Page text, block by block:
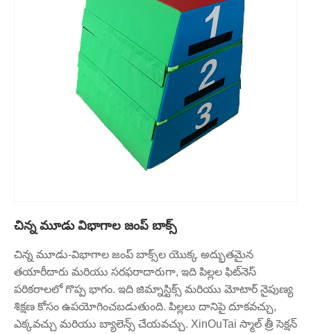
చిన్న మూడు విభాగాల జంప్ బాక్స్
చిన్న మూడు-విభాగాల జంప్ బాక్స్‌ల యొక్క అద్భుతమైన
తయారీదారు మరియు సరఫరాదారుగా, ఇది పిల్లల ఫిట్‌నెస్
పరికరాలలో గొప్ప భాగం. ఇది జిమ్నాస్టిక్స్ మరియు మోటార్ నైపుణ్య
శిక్షణ కోసం ఉపయోగించబడుతుంది. పిల్లలు దానిపై దూకవచ్చు,
ఎక్కవచ్చు మరియు బ్యాలెన్స్ చేయవచ్చు. XinOuTai స్మాల్ త్రీ సెక్షన్